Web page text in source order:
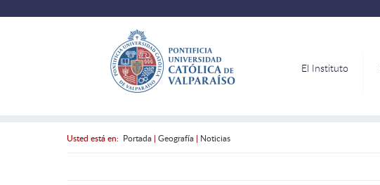
El Instituto
Usted está en: Portada| Geografía| Noticias